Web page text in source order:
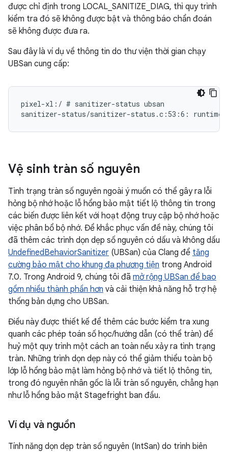
được chỉ định trong LOCAL_SANITIZE_DIAG, thì quy trình
kiểm tra đó sẽ không được bật và thông báo chẩn đoán
sẽ không được đưa ra.
Sau đây là ví dụ về thông tin do thư viện thời gian chạy
UBSan cung cấp:
pixel-xl:/ # sanitizer-status ubsan
Vệ sinh tràn số nguyên
Tình trạng tràn số nguyên ngoài ý muốn có thể gây ra lỗi
hỏng bộ nhớ hoặc lỗ hổng bảo mật tiết lộ thông tin trong
các biến được liên kết với hoạt động truy cập bộ nhớ hoặc
việc phân bổ bộ nhớ. Để khắc phục vấn đề này, chúng tôi
đã thêm các trình dọn dẹp số nguyên có dấu và không dấu
UndefinedBehaviorSanitizer (UBSan) của Clang để tăng
cường bảo mật cho khung đa phương tiện trong Android
7.0. Trong Android 9, chúng tôi đã mở rộng UBSan để bao
gồm nhiều thành phần hơn và cải thiện khả năng hỗ trợ hệ
thống bản dựng cho UBSan.
Điều này được thiết kế để thêm các bước kiểm tra xung
quanh các phép toán số học/hướng dẫn (có thể tràn) để
huỷ một quy trình một cách an toàn nếu xảy ra tình trạng
tràn. Những trình dọn dẹp này có thể giảm thiểu toàn bộ
lớp lỗ hổng bảo mật làm hỏng bộ nhớ và tiết lộ thông tin,
trong đó nguyên nhân gốc là lỗi tràn số nguyên, chẳng hạn
như lỗ hổng bảo mật Stagefright ban đầu.
Ví dụ và nguồn
Tính năng dọn dẹp tràn số nguyên (IntSan) do trình biên